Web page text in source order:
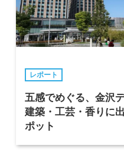
レポート
五感でめぐる、金沢
建築・工芸・香りに
ポット